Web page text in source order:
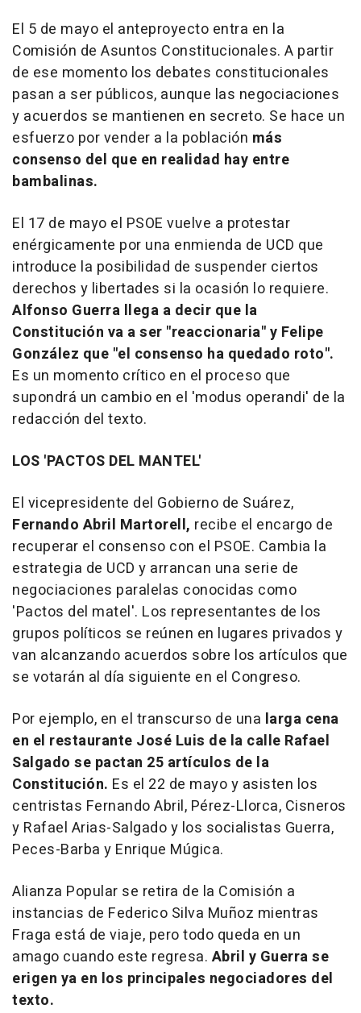
El 5 de mayo el anteproyecto entra en la
Comisión de Asuntos Constitucionales. A partir
de ese momento los debates constitucionales
pasan a ser públicos, aunque las negociaciones
y acuerdos se mantienen en secreto. Se hace un
esfuerzo por vender a la población más
consenso del que en realidad hay entre
bambalinas.
El 17 de mayo el PSOE vuelve a protestar
enérgicamente por una enmienda de UCD que
introduce la posibilidad de suspender ciertos
derechos y libertades si la ocasión lo requiere.
Alfonso Guerra llega a decir que la
Constitución va a ser "reaccionaria" y Felipe
González que "el consenso ha quedado roto".
Es un momento crítico en el proceso que
supondrá un cambio en el 'modus operandi' de la
redacción del texto.
LOS 'PACTOS DEL MANTEL'
El vicepresidente del Gobierno de Suárez,
Fernando Abril Martorell, recibe el encargo de
recuperar el consenso con el PSOE. Cambia la
estrategia de UCD y arrancan una serie de
negociaciones paralelas conocidas como
'Pactos del matel'. Los representantes de los
grupos políticos se reúnen en lugares privados y
van alcanzando acuerdos sobre los artículos que
se votarán al día siguiente en el Congreso.
Por ejemplo, en el transcurso de una larga cena
en el restaurante José Luis de la calle Rafael
Salgado se pactan 25 artículos de la
Constitución. Es el 22 de mayo y asisten los
centristas Fernando Abril, Pérez-Llorca, Cisneros
y Rafael Arias-Salgado y los socialistas Guerra,
Peces-Barba y Enrique Múgica.
Alianza Popular se retira de la Comisión a
instancias de Federico Silva Muñoz mientras
Fraga está de viaje, pero todo queda en un
amago cuando este regresa. Abril y Guerra se
erigen ya en los principales negociadores del
texto.